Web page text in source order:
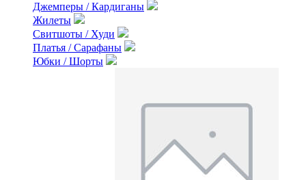
Джемперы / Кардиганы
Жилеты
Свитшоты / Худи
Платья / Сарафаны
Юбки / Шорты